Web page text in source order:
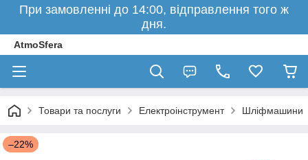
При замовленні до 14:00, відправлення того ж
дня.
AtmoSfera
Товари та послуги Електроінструмент Шліфмашини
–22%